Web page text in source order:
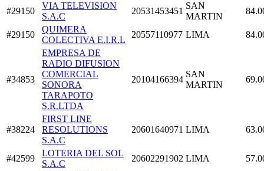
#29150
VIA TELEVISION
S.A.C
20531453451
SAN
MARTIN
#29150
QUIMERA
COLECTIVA E.I.R.L
20557110977 LIMA
#34853
EMPRESA DE
RADIO DIFUSION
COMERCIAL
SONORA
TARAPOTO
S.R.LTDA
20104166394
SAN
MARTIN
#38224
FIRST LINE
RESOLUTIONS
S.A.C
20601640971 LIMA
#42599
LOTERIA DEL SOL
S.A.C
20602291902 LIMA